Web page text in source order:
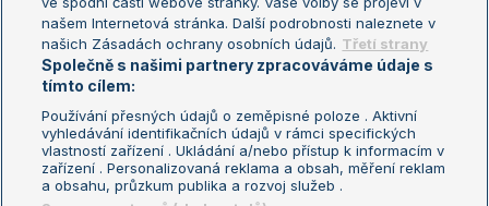
Livesport Daily
LS Prague Open
Podmínky užití
Nastavení soukromí
GDPR a žurnalistika
Reklama
Kontakt
Informace o zpracování osobních
našem Internetová stránka. Další podrobnosti naleznete v
našich Zásadách ochrany osobních údajů. Třetí strany
Společně s našimi partnery zpracováváme údaje s
tímto cílem:
Používání přesných údajů o zeměpisné poloze . Aktivní
vyhledávání identifikačních údajů v rámci specifických
vlastností zařízení . Ukládání a/nebo přístup k informacím v
zařízení . Personalizovaná reklama a obsah, měření reklam
a obsahu, průzkum publika a rozvoj služeb .